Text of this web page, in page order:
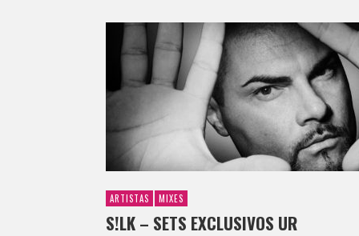
ARTISTAS MIXES
S!LK – SETS EXCLUSIVOS UR